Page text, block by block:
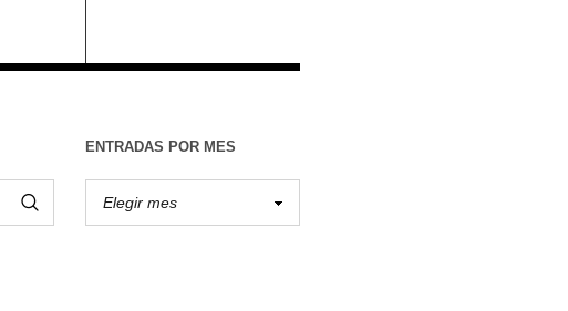
ENTRADAS POR MES